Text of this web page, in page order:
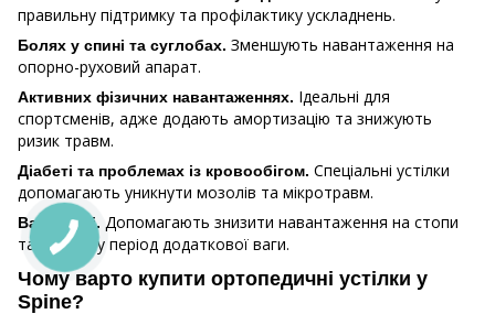
правильну підтримку та профілактику ускладнень.
Болях у спині та суглобах. Зменшують навантаження на
опорно-руховий апарат.
Активних фізичних навантаженнях. Ідеальні для
спортсменів, адже додають амортизацію та знижують
ризик травм.
Діабеті та проблемах із кровообігом. Спеціальні устілки
допомагають уникнути мозолів та мікротравм.
Вагітності. Допомагають знизити навантаження на стопи
та хребет у період додаткової ваги.
Чому варто купити ортопедичні устілки у
Spine?